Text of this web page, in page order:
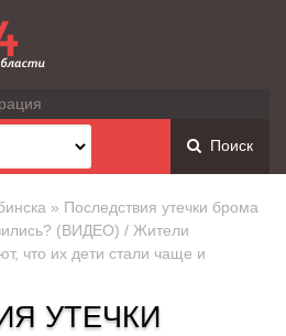
Поиск
» Последствия утечки брома
(ВИДЕО) / Жители
что их дети стали чаще и
УТЕЧКИ